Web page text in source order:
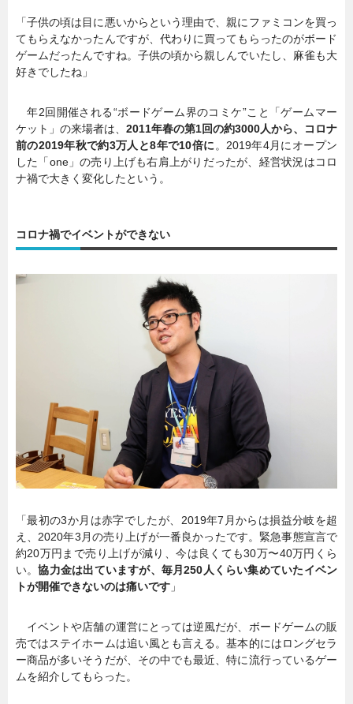
「子供の頃は目に悪いからという理由で、親にファミコンを買っ
てもらえなかったんですが、代わりに買ってもらったのがボード
ゲームだったんですね。子供の頃から親しんでいたし、麻雀も大
好きでしたね」
年2回開催される“ボードゲーム界のコミケ”こと「ゲームマー
ケット」の来場者は、 2011年春の第1回の約3000人から、コロナ
前の2019年秋で約3万人と8年で10倍に 。2019年4月にオープン
した「one」の売り上げも右肩上がりだったが、経営状況はコロ
ナ禍で大きく変化したという。
コロナ禍でイベントができない
「最初の3か月は赤字でしたが、2019年7月からは損益分岐を超
え、2020年3月の売り上げが一番良かったです。緊急事態宣言で
約20万円まで売り上げが減り、今は良くても30万〜40万円くら
い。協力金は出ていますが、毎月250人くらい集めていたイベン
トが開催できないのは痛いです 」
イベントや店舗の運営にとっては逆風だが、ボードゲームの販
売ではステイホームは追い風とも言える。基本的にはロングセラ
ー商品が多いそうだが、その中でも最近、特に流行っているゲー
ムを紹介してもらった。